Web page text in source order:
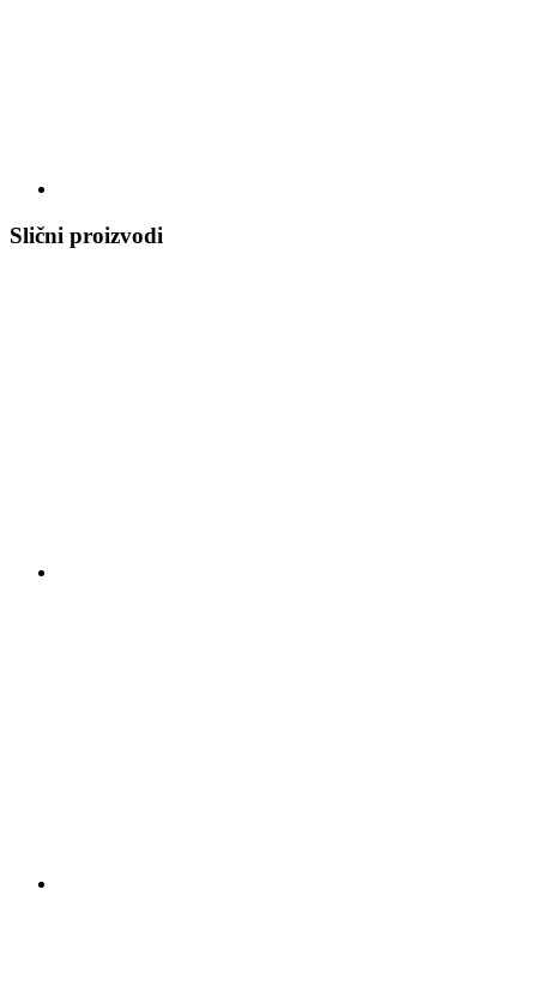
Slični proizvodi